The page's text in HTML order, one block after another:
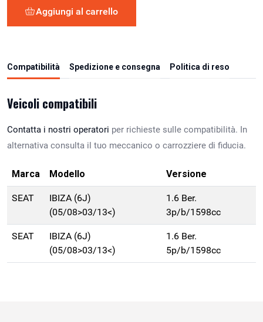
Aggiungi al carrello
Compatibilità Spedizione e consegna Politica di reso
Veicoli compatibili
Contatta i nostri operatori per richieste sulle compatibilità. In
alternativa consulta il tuo meccanico o carrozziere di fiducia.
Marca Modello Versione
SEAT
IBIZA (6J)
(05/08>03/13<)
1.6 Ber.
3p/b/1598cc
SEAT
IBIZA (6J)
(05/08>03/13<)
1.6 Ber.
5p/b/1598cc